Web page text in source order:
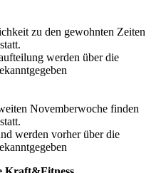
zu den gewohnten Zeiten
werden über die
Novemberwoche finden
werden vorher über die